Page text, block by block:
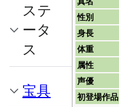
性別
身長
体重
属性
声優
初登場作品
ステ
ータ
ス
宝具